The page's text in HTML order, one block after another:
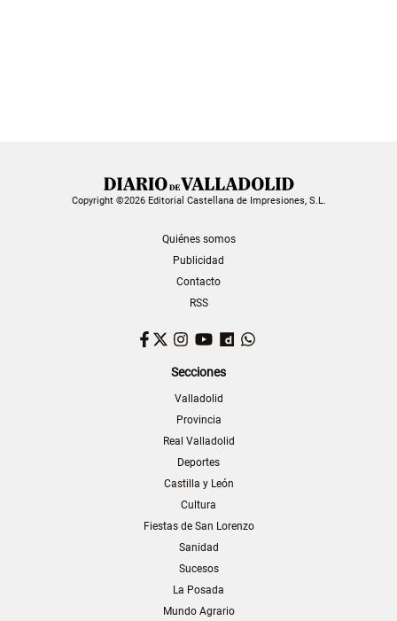
Copyright ©2026 Editorial Castellana de Impresiones, S.L.
Quiénes somos
Publicidad
Contacto
RSS
Facebook
TwitterInstagram
YouTubeDailymotion
Secciones
Valladolid
Provincia
Real Valladolid
Deportes
Castilla y León
Cultura
Fiestas de San Lorenzo
Sanidad
Sucesos
La Posada
Mundo Agrario